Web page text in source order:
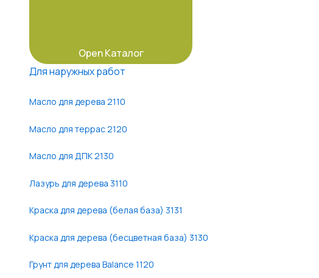
Open Каталог
Для наружных работ
Масло для дерева 2110
Масло для террас 2120
Масло для ДПК 2130
Лазурь для дерева 3110
Краска для дерева (белая база) 3131
Краска для дерева (бесцветная база) 3130
Грунт для дерева Balance 1120